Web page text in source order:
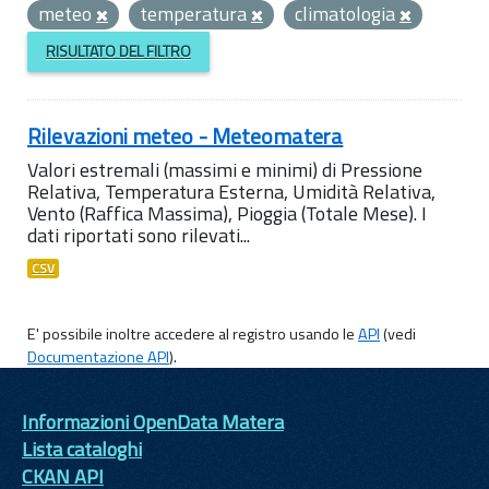
meteo
temperatura climatologia
RISULTATO DEL FILTRO
Rilevazioni meteo - Meteomatera
Valori estremali (massimi e minimi) di Pressione
Relativa, Temperatura Esterna, Umidità Relativa,
Vento (Raffica Massima), Pioggia (Totale Mese). I
dati riportati sono rilevati...
CSV
E' possibile inoltre accedere al registro usando leAPI(vedi
Documentazione API).
Informazioni OpenData Matera
Lista cataloghi
CKAN API